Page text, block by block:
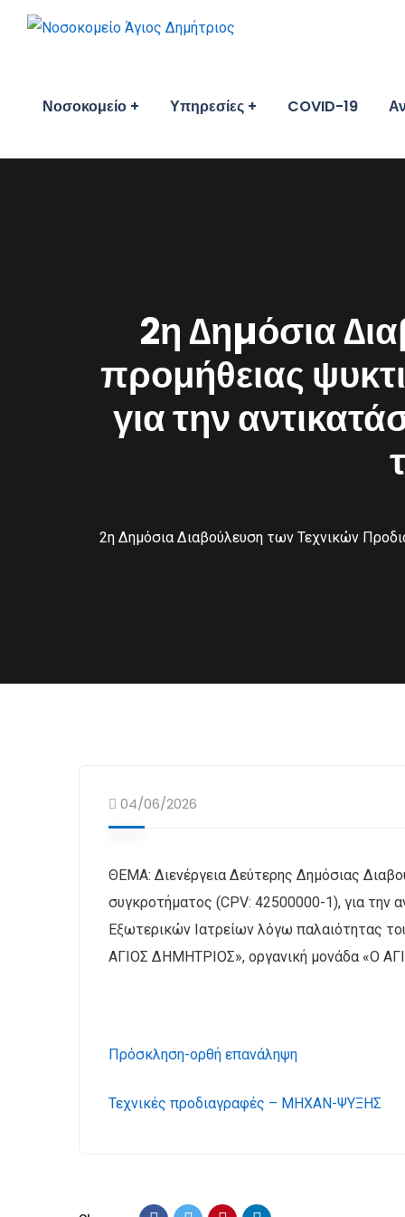
Νοσοκομείο Υπηρεσίες COVID-19
2η ∆ηµόσια
προμήθειας
για την
2η ∆ηµόσια ∆ιαβούλευση των Τεχνικών
04/06/2026
ΘΕΜΑ: ∆ιενέργεια Δεύτερης ∆ηµόσιας
συγκροτήματος (CPV: 42500000-1), για την
Εξωτερικών Ιατρείων λόγω παλαιότητας
ΑΓΙΟΣ ΔΗΜΗΤΡΙΟΣ», οργανική μονάδα «Ο
Πρόσκληση-ορθή επανάληψη
Τεχνικές προδιαγραφές – ΜΗΧΑΝ-ΨΥΞΗΣ